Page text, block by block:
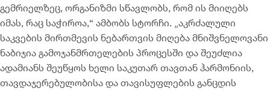
გემრიელზეც, ორგანიზმი სწავლობს, რომ ის მიიღებს
იმას, რაც საჭიროა,“ ამბობს სტორჩი. „აკრძალული
საკვების მირთმევის ნებართვის მიღება მნიშვნელოვანი
ნაბიჯია გამოჯანმრთელების პროცესში და შეუძლია
ადამიანს შეუწყოს ხელი საკუთარ თავთან ჰარმონიის,
თავდაჯერებულობისა და თავისუფლების განცდის